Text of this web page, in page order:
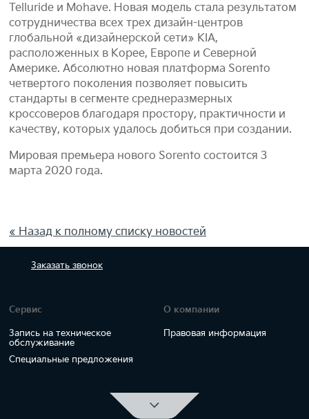
Telluride и Mohave. Новая модель стала результатом
сотрудничества всех трех дизайн-центров
глобальной «дизайнерской сети» KIA,
расположенных в Корее, Европе и Северной
Америке. Абсолютно новая платформа Sorento
четвертого поколения позволяет повысить
стандарты в сегменте среднеразмерных
кроссоверов благодаря простору, практичности и
качеству, которых удалось добиться при создании.
Мировая премьера нового Sorento состоится 3
марта 2020 года.
« Назад к полному списку новостей
Заказать звонок
Сервис
Запись на техническое
обслуживание
Специальные предложения
О компании
Правовая информация